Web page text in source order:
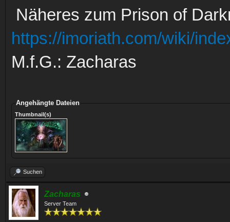
Näheres zum Prison of
https://imoriath.com/wiki/
M.f.G.: Zacharas
Angehängte Dateien
Thumbnail(s)
Suchen
Zacharas
Server Team